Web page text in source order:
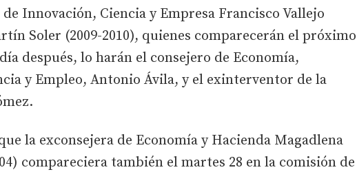
Innovación, Ciencia y Empresa Francisco Vallejo
Soler (2009-2010), quienes comparecerán el próximo
después, lo harán el consejero de Economía,
y Empleo, Antonio Ávila, y el exinterventor de la
la exconsejera de Economía y Hacienda Magadlena
compareciera también el martes 28 en la comisión de